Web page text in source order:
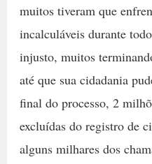
muitos tiveram que
incalculáveis ​​durante
injusto, muitos
até que sua cidadania
final do processo, 2
excluídas do registro de
alguns milhares dos